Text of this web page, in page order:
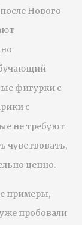
Нового
фигурки с
с
не требуют
чувствовать,
ценно.
примеры,
пробовали